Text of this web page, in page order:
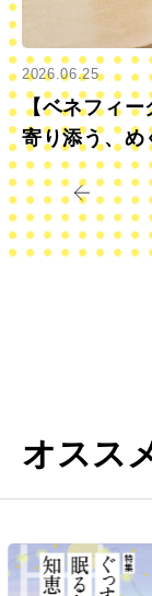
2026.06.25
【ベネフィ
寄り添う、め
きに
オスス